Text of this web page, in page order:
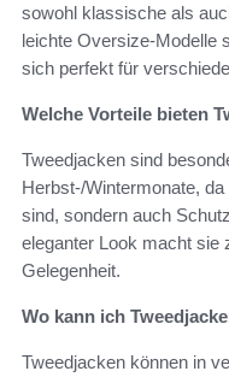
sowohl klassische als
leichte Oversize-Modelle
sich perfekt für
Welche Vorteile bieten
Tweedjacken sind
Herbst-/Wintermonate,
sind, sondern auch
eleganter Look macht sie
Gelegenheit.
Wo kann ich
Tweedjacken können in